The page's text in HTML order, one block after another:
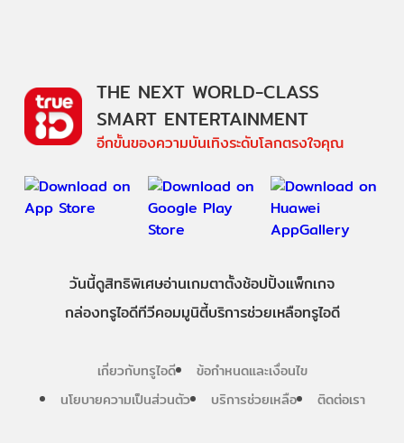
THE NEXT WORLD-CLASS
SMART ENTERTAINMENT
อีกขั้นของความบันเทิงระดับโลกตรงใจคุณ
วันนี้ดูสิทธิพิเศษอ่านเกมตาตั้งช้อปปิ้งแพ็กเกจ
กล่องทรูไอดีทีวีคอมมูนิตี้บริการช่วยเหลือทรูไอดี
เกี่ยวกับทรูไอดี
ข้อกำหนดและเงื่อนไข
นโยบายความเป็นส่วนตัว
บริการช่วยเหลือ ติดต่อเรา